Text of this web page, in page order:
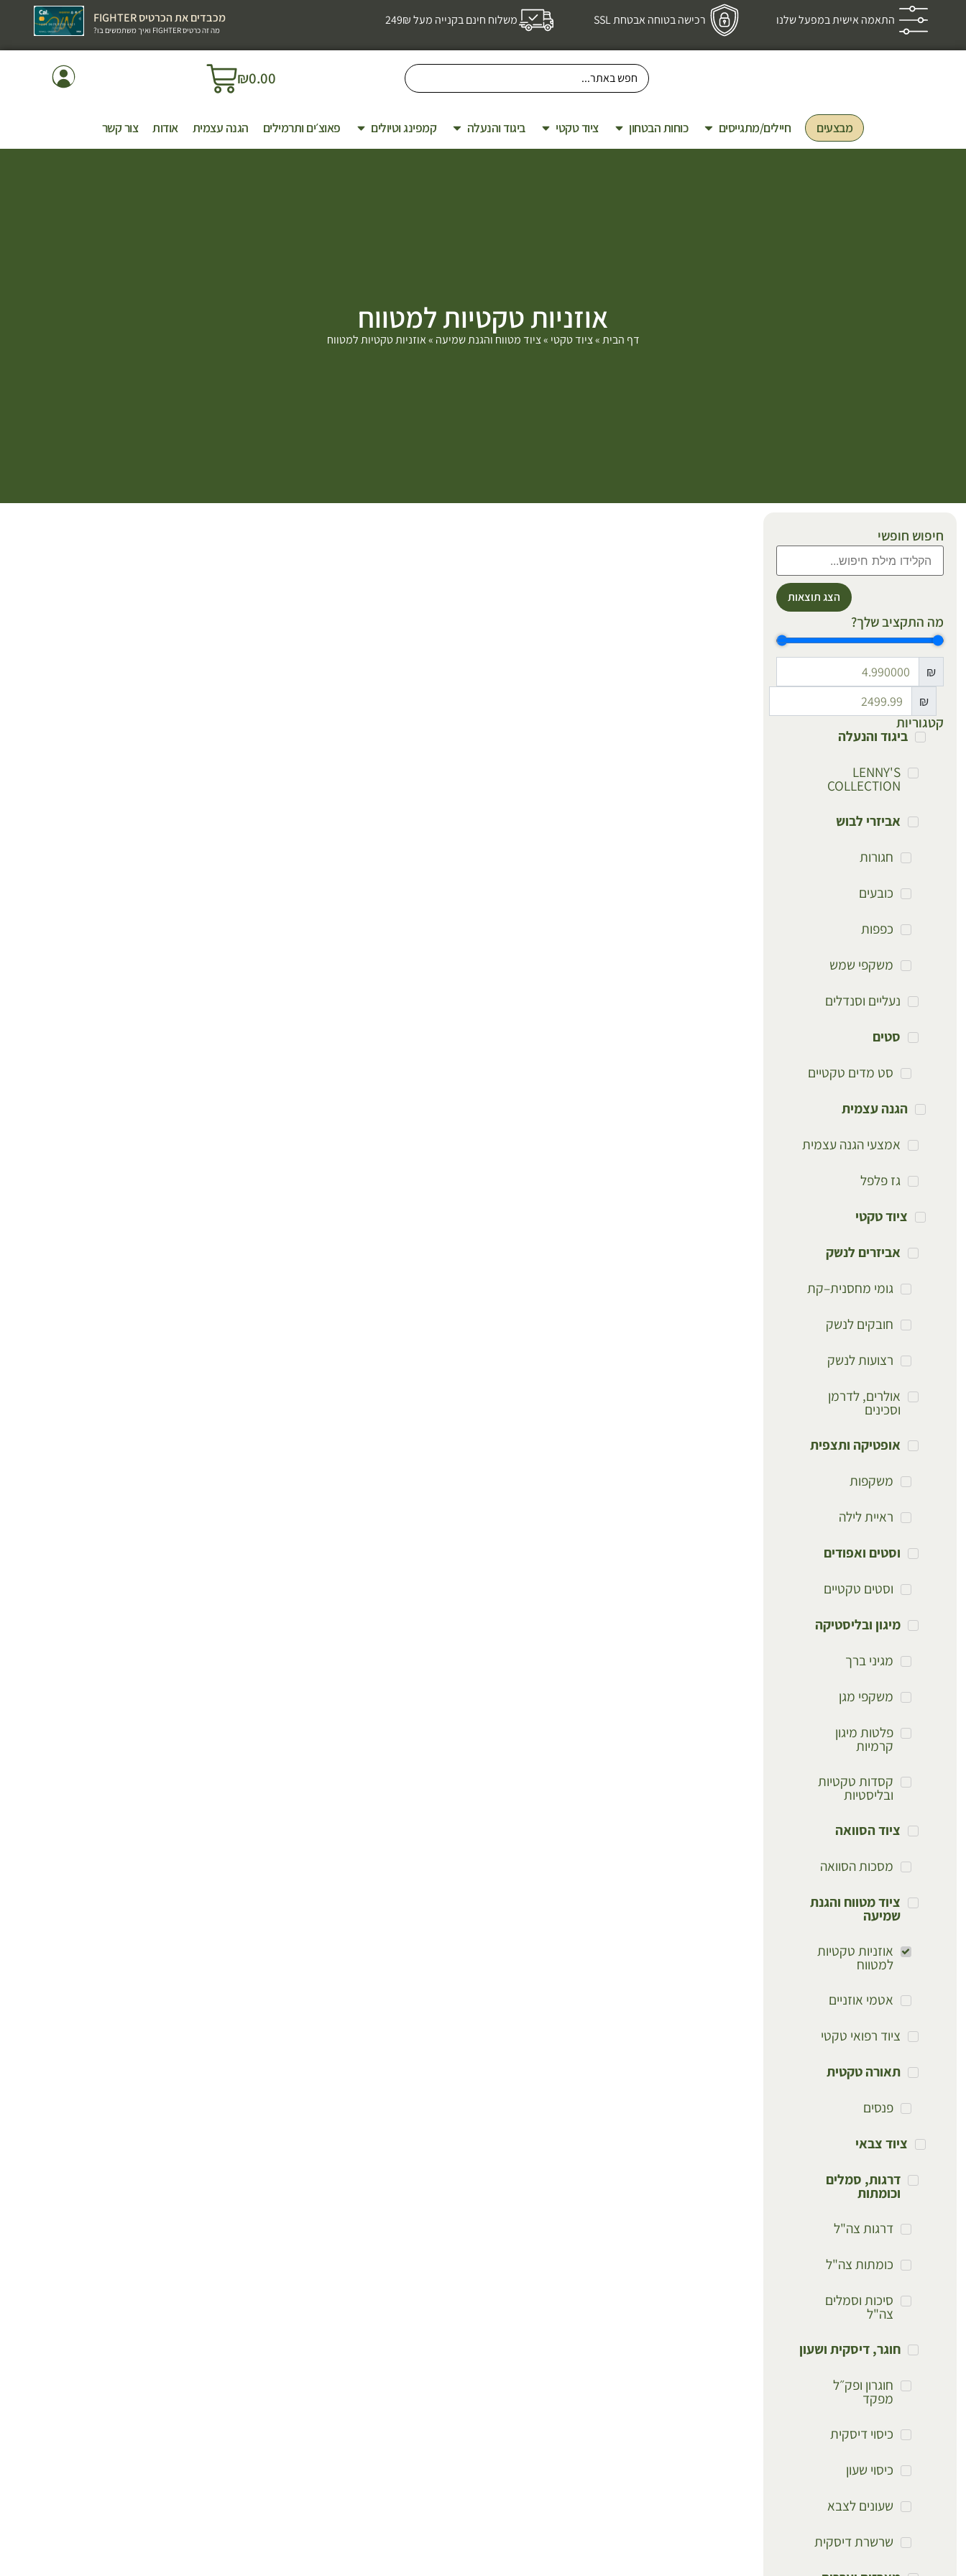
התאמה אישית במפעל שלנו רכישה בטוחה אבטחת SSL משלוח חינם בקנייה מעל 249₪ מכבדים את הכרטיס FIGHTER
מה זה כרטיס FIGHTER ואיך משתמשים בו?
₪0.00
מבצעים חיילים/מתגייסים כוחות הבטחון ציוד טקטי ביגוד והנעלה קמפינג וטיולים פאוצ׳ים ותרמילים הגנה עצמית אודות צור קשר
אוזניות טקטיות למטווח
דף הבית»ציוד טקטי »ציוד מטווח והגנת שמיעה »אוזניות טקטיות למטווח
חיפוש חופשי
הצג תוצאות
מה התקציב שלך?
₪
₪
קטגוריות
ביגוד והנעלה
LENNY'S
COLLECTION
אביזרי לבוש
חגורות
כובעים
כפפות
משקפי שמש
נעליים וסנדלים
סטים
סט מדים טקטיים
הגנה עצמית
אמצעי הגנה עצמית
גז פלפל
ציוד טקטי
אביזרים לנשק
גומי מחסנית–קת
חובקים לנשק
רצועות לנשק
אולרים, לדרמן
וסכינים
אופטיקה ותצפית
משקפות
ראיית לילה
וסטים ואפודים
וסטים טקטיים
מיגון ובליסטיקה
מגיני ברך
משקפי מגן
פלטות מיגון
קרמיות
קסדות טקטיות
ובליסטיות
ציוד הסוואה
מסכות הסוואה
ציוד מטווח והגנת
שמיעה
אוזניות טקטיות
למטווח
אטמי אוזניים
ציוד רפואי טקטי
תאורה טקטית
פנסים
ציוד צבאי
דרגות, סמלים
וכומתות
דרגות צה"ל
כומתות צה"ל
סיכות וסמלים
צה"ל
חוגר, דיסקית ושעון
חוגרון ופק״ל
מפקד
כיסוי דיסקית
כיסוי שעון
שעונים לצבא
שרשרת דיסקית